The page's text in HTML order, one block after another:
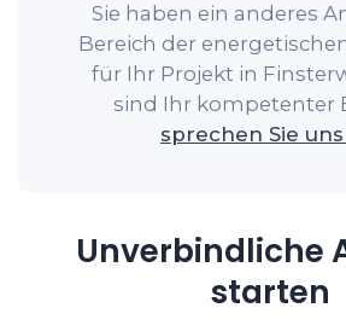
Sie haben ein anderes
Bereich der
für Ihr Projekt in
sind Ihr kompetenter
sprechen Sie
Unverbindliche
starten